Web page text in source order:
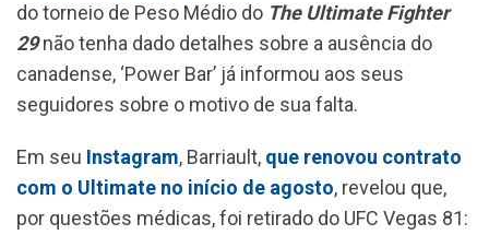
do torneio de Peso Médio do The Ultimate Fighter
29não tenha dado detalhes sobre a ausência do
canadense, ‘Power Bar’ já informou aos seus
seguidores sobre o motivo de sua falta.
Em seu Instagram, Barriault, que renovou contrato
com o Ultimate no início de agosto, revelou que,
por questões médicas, foi retirado do UFC Vegas 81: